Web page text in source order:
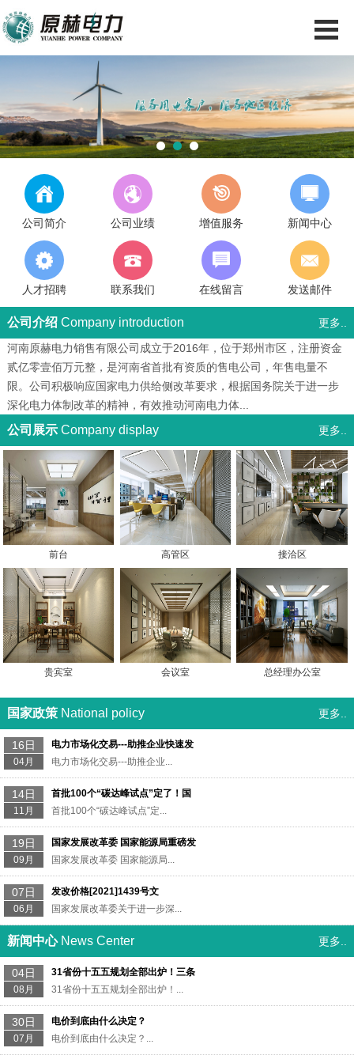
1 2 3
公司简介 公司业绩 增值服务 新闻中心
人才招聘 联系我们 在线留言 发送邮件
公司介绍Company introduction
更多..
河南原赫电力销售有限公司成立于2016年，位于郑州市区，注册资金
贰亿零壹佰万元整，是河南省首批有资质的售电公司，年售电量不
限。公司积极响应国家电力供给侧改革要求，根据国务院关于进一步
深化电力体制改革的精神，有效推动河南电力体...
公司展示Company display 更多..
前台 高管区 接洽区
贵宾室 会议室 总经理办公室
国家政策National policy 更多..
16日
04月
电力市场化交易---助推企业快速发
电力市场化交易---助推企业...
14日
11月
首批100个“碳达峰试点”定了！国
首批100个“碳达峰试点”定...
19日
09月
国家发展改革委 国家能源局重磅发
国家发展改革委 国家能源局...
07日
06月
发改价格[2021]1439号文
国家发展改革委关于进一步深...
新闻中心News Center 更多..
04日
08月
31省份十五五规划全部出炉！三条
31省份十五五规划全部出炉！...
30日
07月
电价到底由什么决定？
电价到底由什么决定？...